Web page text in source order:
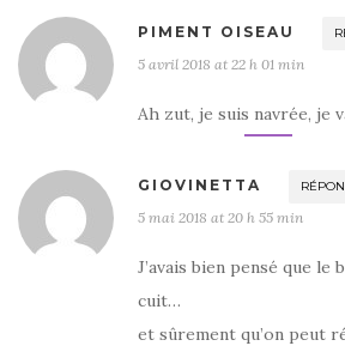
PIMENT OISEAU
5 avril 2018 at 22 h 01 min
Ah zut, je suis navrée, je
GIOVINETTA
5 mai 2018 at 20 h 55 min
J’avais bien pensé que
cuit…
et sûrement qu’on peut